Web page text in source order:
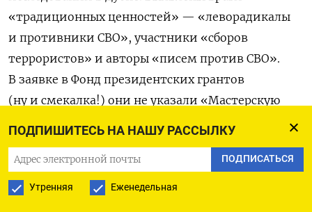
ПОДПИШИТЕСЬ НА НАШУ РАССЫЛКУ
ПОДПИСАТЬСЯ
Утренняя Еженедельная
«традиционных ценностей» — «леворадикалы
и противники СВО», участники «сборов
террористов» и авторы «писем против СВО».
В заявке в Фонд президентских грантов
(ну и смекалка!) они не указали «Мастерскую
с «антироссийским сообществом Post-Marxist
Studies и ЛГБТ-активом».
«Критическая теория, — считают мракобесы, –